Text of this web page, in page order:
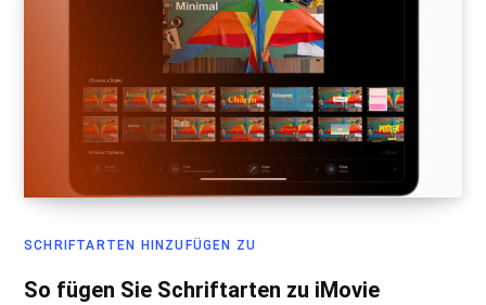
SCHRIFTARTEN HINZUFÜGEN ZU
So fügen Sie Schriftarten zu iMovie